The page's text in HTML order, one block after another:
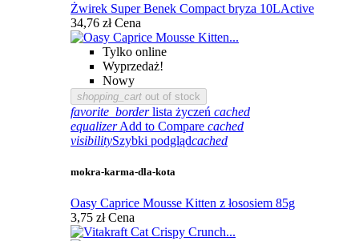
Żwirek Super Benek Compact bryza 10LActive
34,76 zł Cena
Tylko online
Wyprzedaż!
Nowy
shopping_cart out of stock
favorite_border lista życzeń cached
equalizer Add to Compare cached
visibilitySzybki podglądcached
mokra-karma-dla-kota
Oasy Caprice Mousse Kitten z łososiem 85g
3,75 zł Cena